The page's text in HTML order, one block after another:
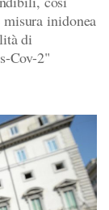
inidonea
di
Cov-2"